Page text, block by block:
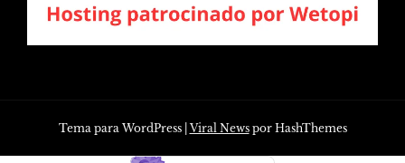
Tema para WordPress Viral Newspor HashThemes